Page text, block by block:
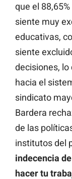
que el
siente muy
educativas,
siente
decisiones,
hacia el
sindicato
Bardera
de las
institutos del
indecencia
hacer tu